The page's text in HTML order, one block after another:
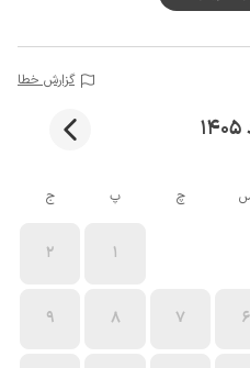
گزارش خطا
چ پ ج
1
2
6
7
8
9